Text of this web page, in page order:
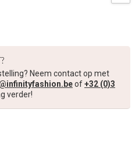
Neem contact op met
of+32 (0)3
verder!